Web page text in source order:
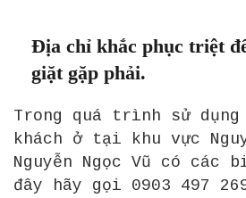
Địa chỉ khắc phục triệt
giặt gặp phải.
Trong quá trình sử
khách ở tại khu vực
Nguyễn Ngọc Vũ có các
đây hãy gọi 0903 497